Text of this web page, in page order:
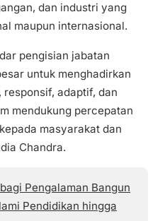
dan industri yang
maupun internasional.
pengisian jabatan
untuk menghadirkan
adaptif, dan
mendukung percepatan
masyarakat dan
Chandra.
Pengalaman Bangun
Pendidikan hingga